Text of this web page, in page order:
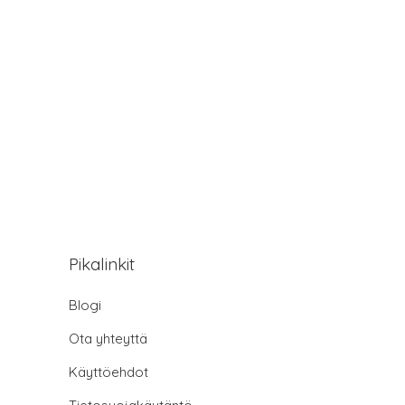
Pikalinkit
Blogi
Ota yhteyttä
Käyttöehdot